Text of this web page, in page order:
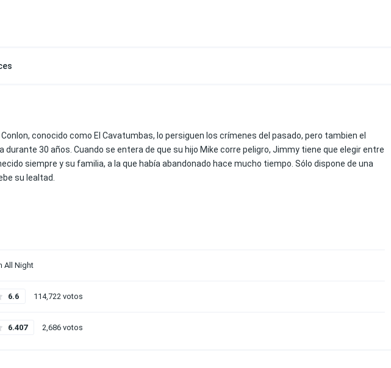
conocido como El Cavatumbas, lo persiguen los crímenes del pasado, pero tambien el
durante 30 años. Cuando se entera de que su hijo Mike corre peligro, Jimmy tiene que elegir entre
siempre y su familia, a la que había abandonado hace mucho tiempo. Sólo dispone de una
su lealtad.
All Night
6.6 114,722 votos
6.407 2,686 votos